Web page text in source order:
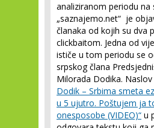
analiziranom periodu na
„saznajemo.net“ je
članaka od kojih su dva
clickbaitom. Jedna od
ističe u tom periodu se
srpskog člana
Milorada Dodika.
Dodik – Srbima smeta
u 5 ujutro. Poštujem ja
onesposobe (VIDEO)“ u